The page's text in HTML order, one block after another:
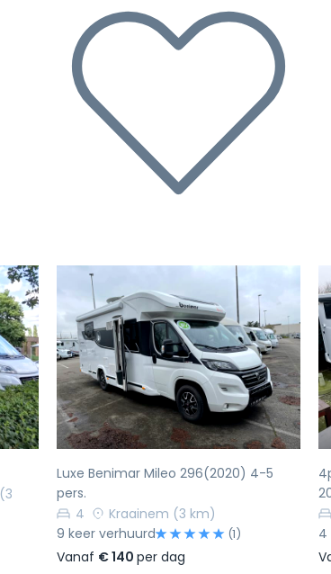
Volgende
(3
Vorige
Luxe Benimar Mileo 296(2020) 4-5
pers.
4
Kraainem (3 km)
9 keer verhuurd
(1)
Vanaf € 140 per dag
4